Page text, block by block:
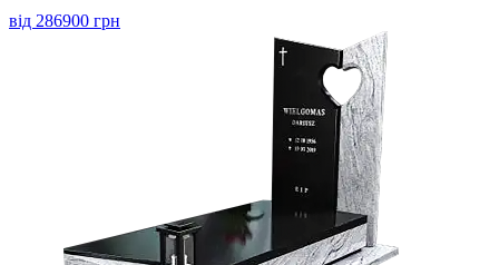
від 286900 грн